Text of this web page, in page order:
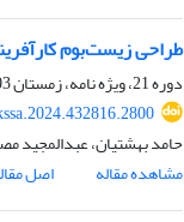
طراحی زیست‌بوم
دوره 21، ویژه نامه، زمستان 1403، صفحه
حامد بهشتیان، عبدالمجید
مشاهده مقاله
اصل